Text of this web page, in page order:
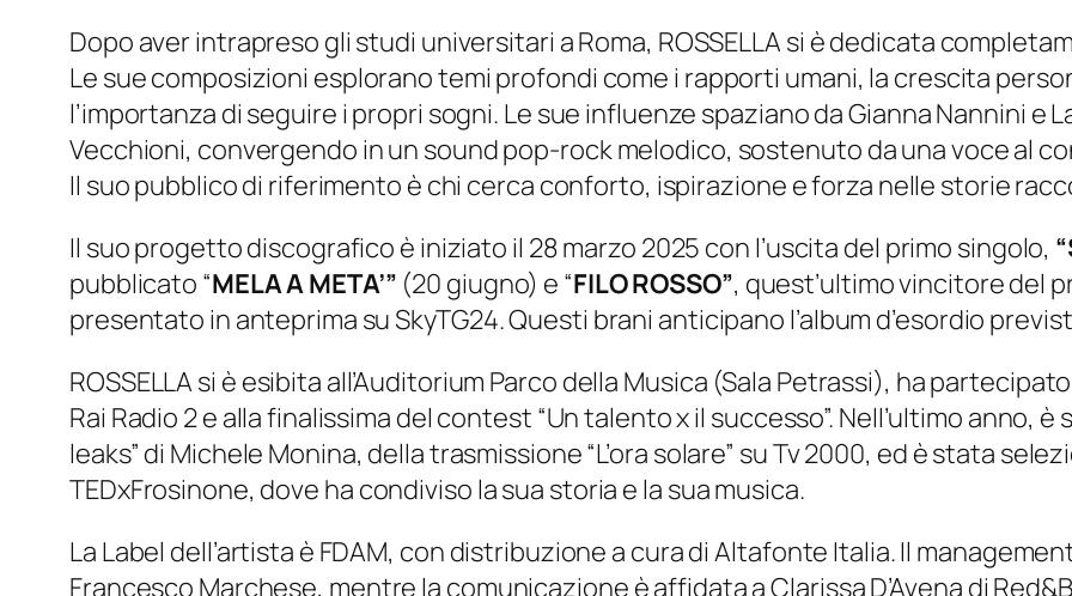
Dopo aver intrapreso gli studi universitari a Roma, ROSSELLA si è dedicata
Le sue composizioni esplorano temi profondi come i rapporti umani, la crescita
l’importanza di seguire i propri sogni. Le sue influenze spaziano da Gianna Nannini e
Vecchioni, convergendo in un sound pop-rock melodico, sostenuto da una voce al
Il suo pubblico di riferimento è chi cerca conforto, ispirazione e forza nelle storie
Il suo progetto discografico è iniziato il 28 marzo 2025 con l’uscita del primo singolo,
pubblicato “MELA A META’” (20 giugno) e “FILO ROSSO”, quest’ultimo vincitore del
presentato in anteprima su SkyTG24. Questi brani anticipano l’album d’esordio
ROSSELLA si è esibita all’Auditorium Parco della Musica (Sala Petrassi), ha
Rai Radio 2 e alla finalissima del contest “Un talento x il successo”. Nell’ultimo anno,
leaks” di Michele Monina, della trasmissione “L’ora solare” su Tv 2000, ed è stata
TEDxFrosinone, dove ha condiviso la sua storia e la sua musica.
La Label dell’artista è FDAM, con distribuzione a cura di Altafonte Italia. Il
Francesco Marchese, mentre la comunicazione è affidata a Clarissa D’Avena di